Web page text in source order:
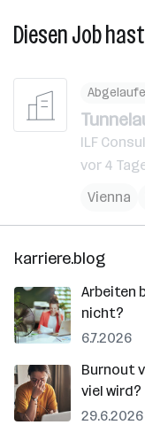
Diesen Job
ILF
vor 4
Vienna
karriere.blog
Arbeiten
nicht?
6.7.2026
Burnout
viel wird?
29.6.2026